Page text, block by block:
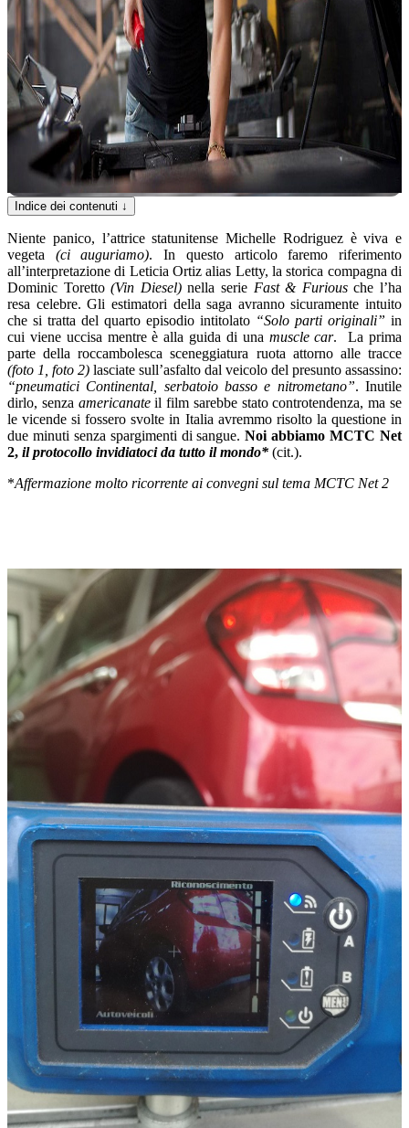
Indice dei contenuti ↓
Niente panico, l’attrice statunitense Michelle Rodriguez è viva e
vegeta (ci auguriamo). In questo articolo faremo riferimento
all’interpretazione di Leticia Ortiz alias Letty, la storica compagna di
Dominic Toretto(Vin Diesel)nella serie Fast & Furiousche l’ha
resa celebre. Gli estimatori della saga avranno sicuramente intuito
che si tratta del quarto episodio intitolato “Solo parti originali” in
cui viene uccisa mentre è alla guida di una muscle car. La prima
parte della roccambolesca sceneggiatura ruota attorno alle tracce
(foto 1, foto 2) lasciate sull’asfalto dal veicolo del presunto assassino:
“pneumatici Continental, serbatoio basso e nitrometano”. Inutile
dirlo, senza americanateil film sarebbe stato controtendenza, ma se
le vicende si fossero svolte in Italia avremmo risolto la questione in
due minuti senza spargimenti di sangue.Noi abbiamo MCTC Net
2, il protocollo invidiatoci da tutto il mondo* (cit.).
*Affermazione molto ricorrente ai convegni sul tema MCTC Net 2